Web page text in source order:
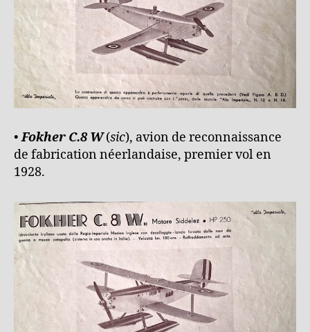
•Fokher C.8 W(sic), avion de reconnaissance
de fabrication néerlandaise, premier vol en
1928.